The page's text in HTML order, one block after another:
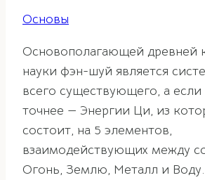
Основы
Основополагающей древней
науки фэн-шуй является
всего существующего, а если
точнее — Энергии Ци, из
состоит, на 5 элементов,
взаимодействующих между
Огонь, Землю, Металл и